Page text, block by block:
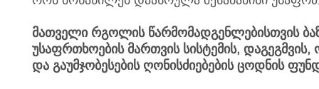
მათველი რგოლის წარმომადგენლებისთვის
უსაფრთხოების მართვის სისტემის,
და გაუმჯობესების ღონისძიებების ცოდნის